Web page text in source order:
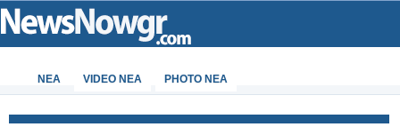
ΝΕΑ VIDEO NEA PHOTO NEA